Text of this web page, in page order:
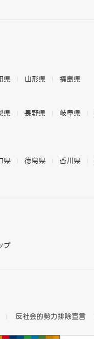
県 山形県 福島県
県 長野県 岐阜県
県 徳島県 香川県
プ
反社会的勢力排除宣言